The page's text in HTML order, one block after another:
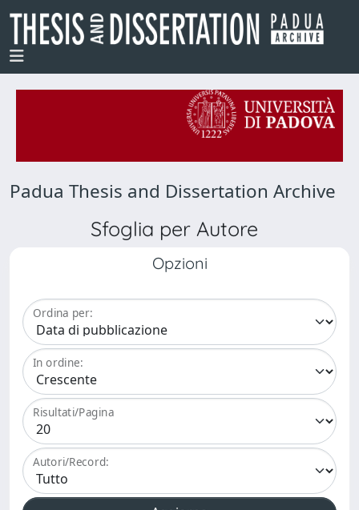
Padua Thesis and Dissertation Archive
Sfoglia per Autore
Opzioni
Ordina per:
In ordine:
Risultati/Pagina
Autori/Record: